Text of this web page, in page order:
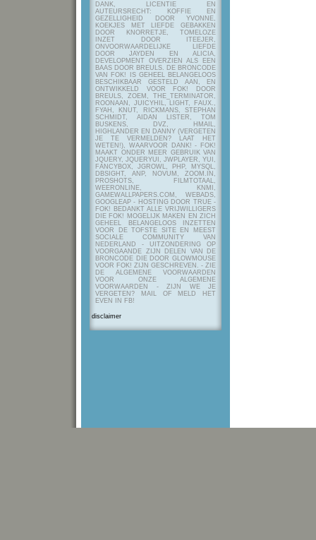
DANK, LICENTIE EN
AUTEURSRECHT: KOFFIE EN
GEZELLIGHEID DOOR YVONNE,
KOEKJES MET LIEFDE GEBAKKEN
DOOR KNORRETJE, TOMELOZE
INZET DOOR ITEEJER,
ONVOORWAARDELIJKE LIEFDE
DOOR JAYDEN EN ALICIA,
DEVELOPMENT OVERZIEN ALS EEN
BAAS DOOR BREULS. DE BRONCODE
VAN FOK! IS GEHEEL BELANGELOOS
BESCHIKBAAR GESTELD AAN, EN
ONTWIKKELD VOOR FOK! DOOR
BREULS, ZOEM, THE_TERMINATOR,
ROONAAN, JUICYHIL, LIGHT, FAUX.,
FYAH, KNUT, RICKMANS, STEPHAN
SCHMIDT, AIDAN LISTER, TOM
BUSKENS, DVZ, HMAIL,
HIGHLANDER EN DANNY (VERGETEN
JE TE VERMELDEN? LAAT HET
WETEN!), WAARVOOR DANK! - FOK!
MAAKT ONDER MEER GEBRUIK VAN
JQUERY, JQUERYUI, JWPLAYER, YUI,
FANCYBOX, JGROWL, PHP, MYSQL,
DBSIGHT, ANP, NOVUM, ZOOM.IN,
PROSHOTS, FILMTOTAAL,
WEERONLINE, KNMI,
GAMEWALLPAPERS.COM, WEBADS,
GOOGLEAP - HOSTING DOOR TRUE -
FOK! BEDANKT ALLE VRIJWILLIGERS
DIE FOK! MOGELIJK MAKEN EN ZICH
GEHEEL BELANGELOOS INZETTEN
VOOR DE TOFSTE SITE EN MEEST
SOCIALE COMMUNITY VAN
NEDERLAND - UITZONDERING OP
VOORGAANDE ZIJN DELEN VAN DE
BRONCODE DIE DOOR GLOWMOUSE
VOOR FOK! ZIJN GESCHREVEN. - ZIE
DE ALGEMENE VOORWAARDEN
VOOR ONZE ALGEMENE
VOORWAARDEN - ZIJN WE JE
VERGETEN? MAIL OF MELD HET
EVEN IN FB!
disclaimer